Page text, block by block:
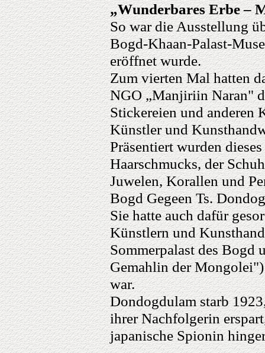
„Wunderbares Erbe –
So war die Ausstellung
Bogd-Khaan-Palast-
eröffnet wurde.
Zum vierten Mal hatten
NGO „Manjiriin Naran"
Stickereien und anderen
Künstler und
Präsentiert wurden
Haarschmucks, der
Juwelen, Korallen und
Bogd Gegeen Ts.
Sie hatte auch dafür
Künstlern und
Sommerpalast des Bogd
Gemahlin der
war.
Dondogdulam starb
ihrer Nachfolgerin
japanische Spionin